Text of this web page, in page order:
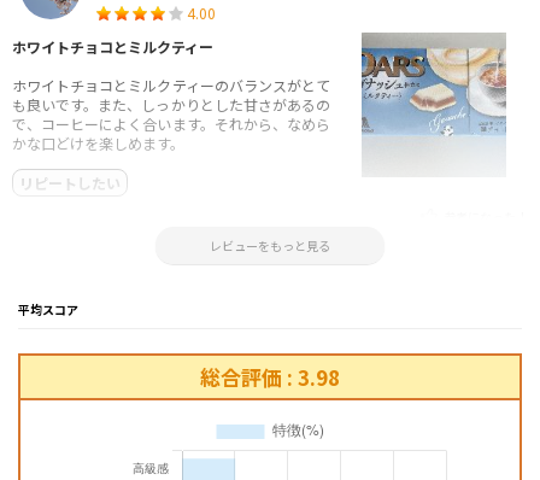
4.00
ホワイトチョコとミルクティー
ホワイトチョコとミルクティーのバランスがとて
も良いです。また、しっかりとした甘さがあるの
で、コーヒーによく合います。それから、なめら
かな口どけを楽しめます。
リピートしたい
レビューをもっと見る
平均スコア
総合評価 : 3.98